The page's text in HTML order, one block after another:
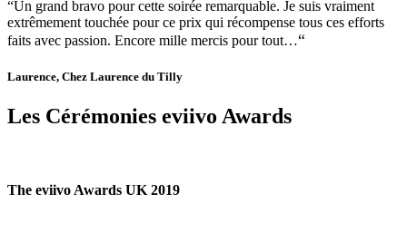
“Un grand bravo pour cette soirée remarquable. Je suis vraiment
extrêmement touchée pour ce prix qui récompense tous ces efforts
faits avec passion. Encore mille mercis pour tout…“
Laurence, Chez Laurence du Tilly
Les Cérémonies eviivo Awards
The eviivo Awards UK 2019